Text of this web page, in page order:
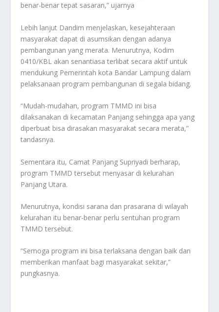
benar-benar tepat sasaran,” ujarnya
Lebih lanjut Dandim menjelaskan, kesejahteraan
masyarakat dapat di asumsikan dengan adanya
pembangunan yang merata. Menurutnya, Kodim
0410/KBL akan senantiasa terlibat secara aktif untuk
mendukung Pemerintah kota Bandar Lampung dalam
pelaksanaan program pembangunan di segala bidang.
“Mudah-mudahan, program TMMD ini bisa
dilaksanakan di kecamatan Panjang sehingga apa yang
diperbuat bisa dirasakan masyarakat secara merata,”
tandasnya.
Sementara itu, Camat Panjang Supriyadi berharap,
program TMMD tersebut menyasar di kelurahan
Panjang Utara.
Menurutnya, kondisi sarana dan prasarana di wilayah
kelurahan itu benar-benar perlu sentuhan program
TMMD tersebut.
“Semoga program ini bisa terlaksana dengan baik dan
memberikan manfaat bagi masyarakat sekitar,”
pungkasnya.